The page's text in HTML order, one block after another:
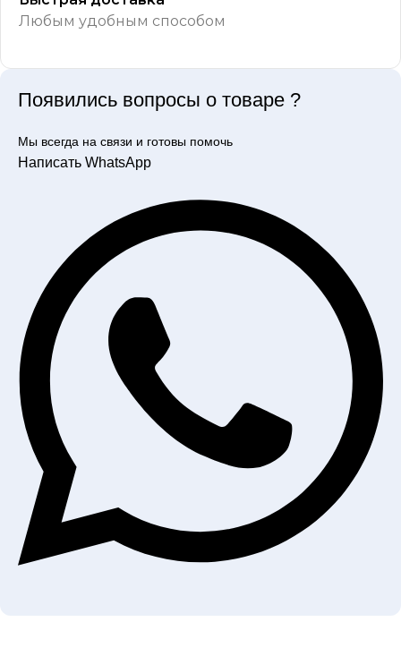
Любым удобным способом
Появились вопросы о товаре ?
Мы всегда на связи и готовы помочь
Написать WhatsApp